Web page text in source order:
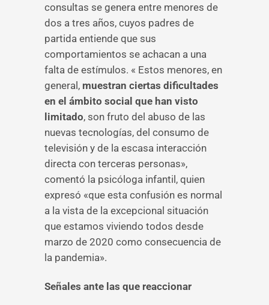
consultas se genera entre menores de
dos a tres años, cuyos padres de
partida entiende que sus
comportamientos se achacan a una
falta de estímulos. « Estos menores, en
general, muestran ciertas dificultades
en el ámbito social que han visto
limitado, son fruto del abuso de las
nuevas tecnologías, del consumo de
televisión y de la escasa interacción
directa con terceras personas»,
comentó la psicóloga infantil, quien
expresó «que esta confusión es normal
a la vista de la excepcional situación
que estamos viviendo todos desde
marzo de 2020 como consecuencia de
la pandemia».
Señales ante las que reaccionar